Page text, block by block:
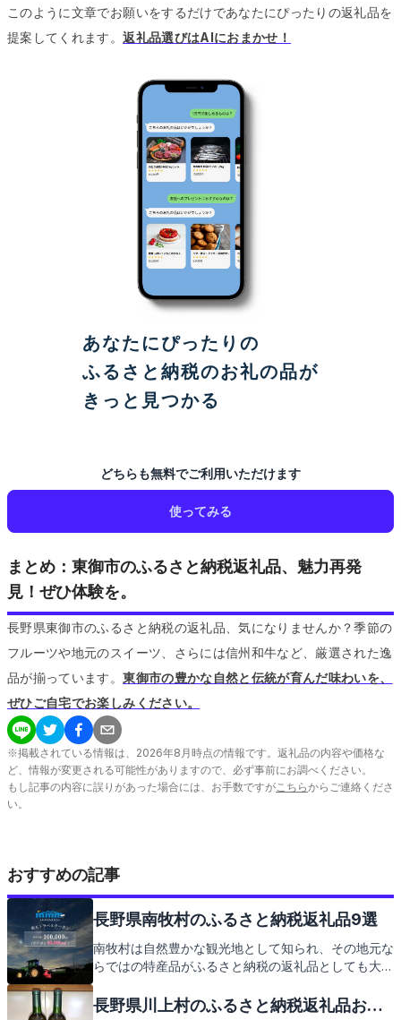
このように文章でお願いをするだけであなたにぴったりの返礼品を
提案してくれます。返礼品選びはAIにおまかせ！
あなたにぴったりの
ふるさと納税のお礼の品が
きっと見つかる
どちらも無料でご利用いただけます
使ってみる
まとめ：東御市のふるさと納税返礼品、魅力再発
見！ぜひ体験を。
長野県東御市のふるさと納税の返礼品、気になりませんか？季節の
フルーツや地元のスイーツ、さらには信州和牛など、厳選された逸
品が揃っています。東御市の豊かな自然と伝統が育んだ味わいを、
ぜひご自宅でお楽しみください。
※掲載されている情報は、 2026年8 月時点の情報です。返礼品の内容や価格な
ど、情報が変更される可能性がありますので、必ず事前にお調べください。
もし記事の内容に誤りがあった場合には、お手数ですがこちらからご連絡くださ
い。
おすすめの記事
長野県南牧村のふるさと納税返礼品9選
南牧村は自然豊かな観光地として知られ、その地元な
らではの特産品がふるさと納税の返礼品としても大人
るスポットや、地元で愛される特産品をご紹介しま
長野県川上村のふるさと納税返礼品おす